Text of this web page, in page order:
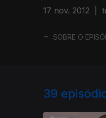
17 nov. 2012
SOBRE O
39